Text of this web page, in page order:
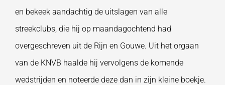
en bekeek aandachtig de uitslagen van alle
streekclubs, die hij op maandagochtend had
overgeschreven uit de Rijn en Gouwe. Uit het orgaan
van de KNVB haalde hij vervolgens de komende
wedstrijden en noteerde deze dan in zijn kleine boekje.